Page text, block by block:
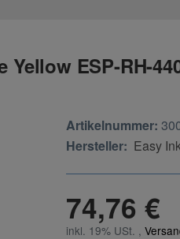
ESP-RH-
Artikelnummer:
Hersteller: Easy
74,76 €
inkl. 19% USt. ,